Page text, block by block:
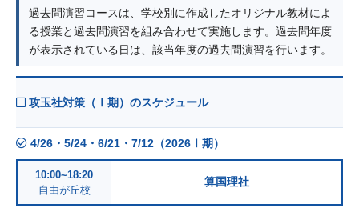
過去問演習コースは、学校別に作成したオリジナル教材によ
る授業と過去問演習を組み合わせて実施します。過去問年度
が表示されている日は、該当年度の過去問演習を行います。
攻玉社対策（Ⅰ期）のスケジュール
4/26・5/24・6/21・7/12（2026Ⅰ期）
10:00~18:20
自由が丘校
算国理社